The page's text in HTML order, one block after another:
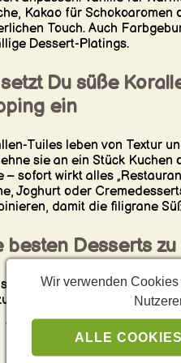
Kakao für Schokoaromen
Touch. Auch
Dessert-Platings.
Du süße
ein
Tuiles leben von Textur
sie an ein Stück
– sofort wirkt alles
Joghurt oder
damit die filigrane
besten Desserts
so fein und knusprig sind,
cremigen oder fruchtigen
Vanille-Panna-Cotta mit
Schoko-Mousse oder
Cheesecake mit
Wir verwenden
ALLE